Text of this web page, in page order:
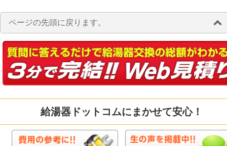
ページの先頭に戻ります。
給湯器ドットコムにまかせて安心！